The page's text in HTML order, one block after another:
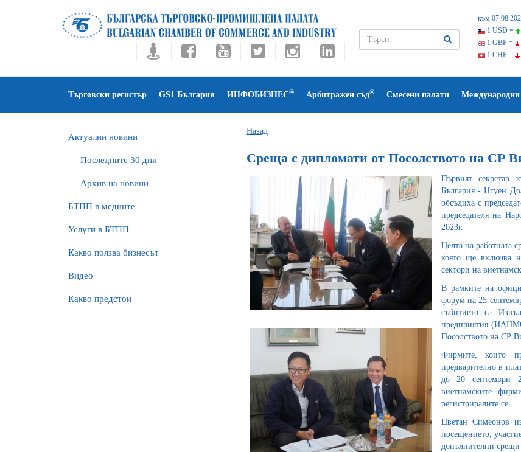
към
1 USD =
1 GBP =
1 CHF =
Търговски регистър GS1 България ИНФОБИЗНЕС® Арбитражен съд® Смесени палати Международни
Актуални новини
Последните 30 дни
Архив на новини
БTПП в медиите
Услуги в БТПП
Какво ползва бизнесът
Видео
Какво предстои
Назад
Среща с дипломати от Посолството на СР
Първият секретар
България - Нгуен
обсъдиха с
председателя на
2023г.
Целта на работната
която ще включва
сектори на
В рамките на
форум на 25
събитието са
предприятия
Посолството на СР
Фирмите, които
предварително в
до 20 септември
виетнамските
регистриралите се.
Цветан Симеонов
посещението,
допълнителни срещи